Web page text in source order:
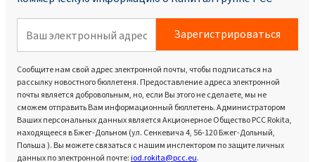
Зарегистрироваться
Сообщите нам свой адрес электронной почты, чтобы подписаться на
рассылку новостного бюллетеня. Предоставление адреса электронной
почты является добровольным, но, если Вы этого не сделаете, мы не
сможем отправить Вам информационный бюллетень. Администратором
Ваших персональных данных является Акционерное Общество PCC Rokita,
находящееся в Бжег-Дольном (ул. Сенкевича 4, 56-120 Бжег-Дольный,
Польша ). Вы можете связаться с нашим инспектором по защите личных
данных по электронной почте:iod.rokita@pcc.eu.